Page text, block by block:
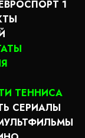
1
ТЕННИСА
СЕРИАЛЫ